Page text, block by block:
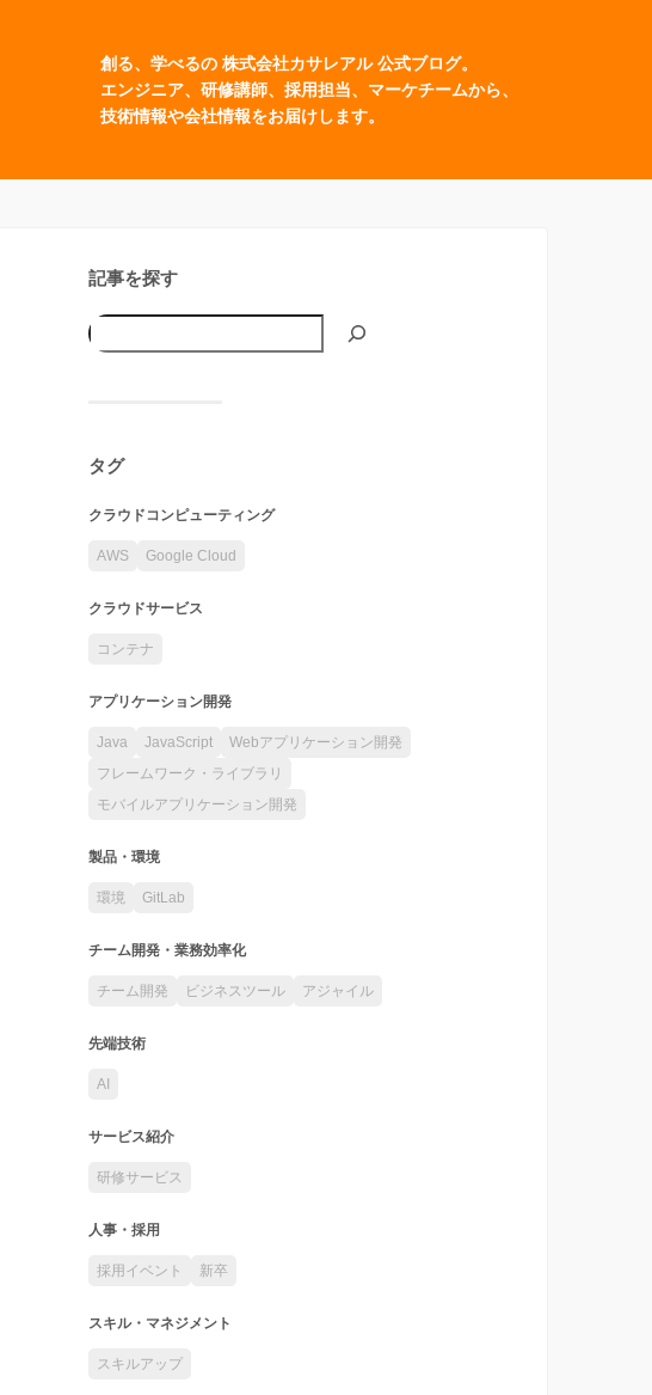
創る、学べるの 株式会社カサレアル 公式ブログ。
エンジニア、研修講師、採用担当、マーケチームから、
技術情報や会社情報をお届けします。
記事を探す
タグ
クラウドコンピューティング
AWS Google Cloud
クラウドサービス
コンテナ
アプリケーション開発
Java JavaScript
Webアプリケーション開発
フレームワーク・ライブラリ
モバイルアプリケーション開発
製品・環境
環境 GitLab
チーム開発・業務効率化
チーム開発 ビジネスツール アジャイル
先端技術
AI
サービス紹介
研修サービス
人事・採用
採用イベント 新卒
スキル・マネジメント
スキルアップ